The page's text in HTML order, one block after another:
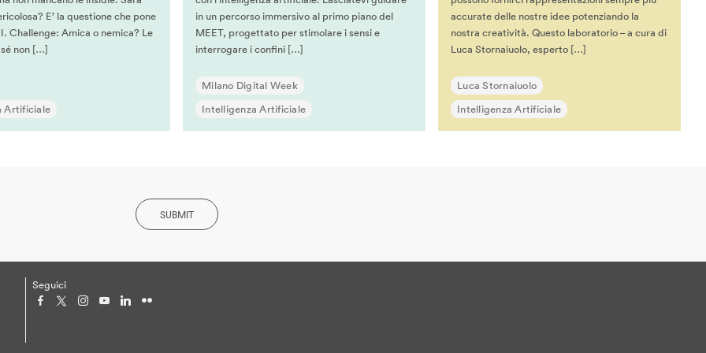
E’ la questione che pone
Challenge: Amica o nemica? Le
non […]
Artificiale
in un percorso immersivo al primo piano del
MEET, progettato per stimolare i sensi e
interrogare i confini […]
Milano Digital Week
Intelligenza Artificiale
accurate delle nostre idee potenziando la
nostra creatività. Questo laboratorio – a cura di
Luca Stornaiuolo, esperto […]
Luca Stornaiuolo
Intelligenza Artificiale
SUBMIT
Seguici